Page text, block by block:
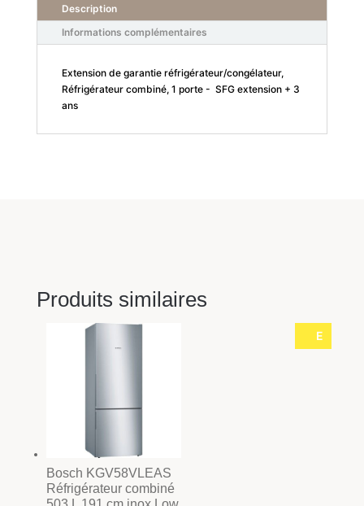
Description
Informations complémentaires
Extension de garantie réfrigérateur/congélateur,
Réfrigérateur combiné, 1 porte - SFG extension + 3
ans
Produits similaires
E
Bosch KGV58VLEAS
Réfrigérateur combiné